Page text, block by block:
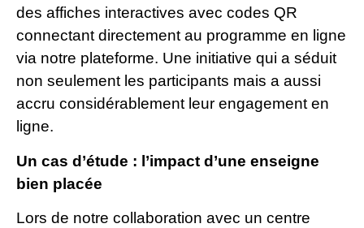
des affiches interactives avec codes QR
connectant directement au programme en ligne
via notre plateforme. Une initiative qui a séduit
non seulement les participants mais a aussi
accru considérablement leur engagement en
ligne.
Un cas d’étude : l’impact d’une enseigne
bien placée
Lors de notre collaboration avec un centre